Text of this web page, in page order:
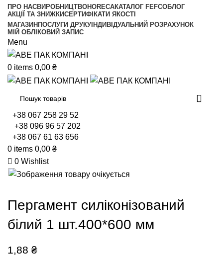
ПРО НАСВИРОБНИЦТВОHORECAКАТАЛОГ FEFCOБЛОГ
АКЦІЇ ТА ЗНИЖКИСЕРТИФІКАТИ ЯКОСТІ
МАГАЗИН ПОСЛУГИ ДРУКУ ІНДИВІДУАЛЬНИЙ РОЗРАХУНОК
МІЙ ОБЛІКОВИЙ ЗАПИС
Menu
0 items 0,00 ₴
+38 067 258 29 52
+38 096 96 57 202
+38 067 61 63 656
0 items 0,00 ₴
0 Wishlist
Пергамент силіконізований
білий 1 шт.400*600 мм
1,88 ₴